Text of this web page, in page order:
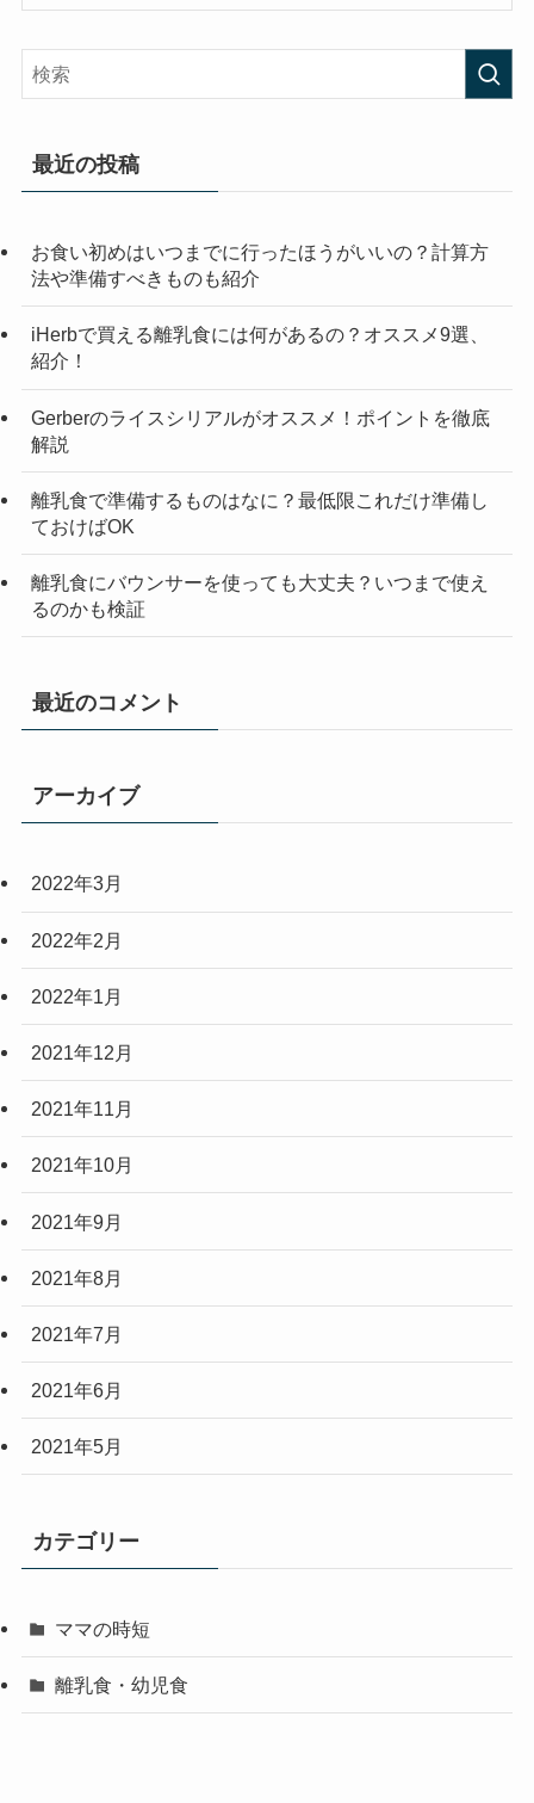
最近の投稿
お食い初めはいつまでに行ったほうがいいの？計算方
法や準備すべきものも紹介
iHerbで買える離乳食には何があるの？オススメ9選、
紹介！
Gerberのライスシリアルがオススメ！ポイントを徹底
解説
離乳食で準備するものはなに？最低限これだけ準備し
ておけばOK
離乳食にバウンサーを使っても大丈夫？いつまで使え
るのかも検証
最近のコメント
アーカイブ
2022年3月
2022年2月
2022年1月
2021年12月
2021年11月
2021年10月
2021年9月
2021年8月
2021年7月
2021年6月
2021年5月
カテゴリー
ママの時短
離乳食・幼児食